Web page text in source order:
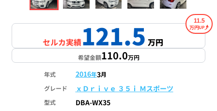
セルカ実績121.5万円
11.5
万円
希望金額110.0万円
年式 2016年3月
グレード
ｘＤｒｉｖｅ ３５ｉ Ｍスポーツ
型式 DBA-WX35